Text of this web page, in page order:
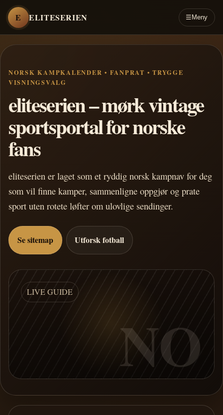
E ELITESERIEN ☰ Meny
NORSK KAMPKALENDER • FANPRAT • TRYGGE
VISNINGSVALG
eliteserien – mørk vintage
sportsportal for norske
fans
eliteserien er laget som et ryddig norsk kampnav for deg
som vil finne kamper, sammenligne oppgjør og prate
sport uten rotete løfter om ulovlige sendinger.
Se sitemap Utforsk fotball
LIVE GUIDE
NO